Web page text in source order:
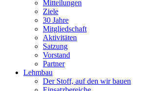
Mitteilungen
Ziele
30 Jahre
Mitgliedschaft
Aktivitäten
Satzung
Vorstand
Partner
Lehmbau
Der Stoff, auf den wir bauen